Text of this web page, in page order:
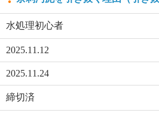
水処理初心者
2025.11.12
2025.11.24
締切済